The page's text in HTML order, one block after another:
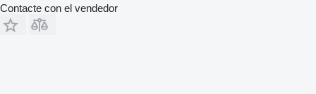
Contacte con el vendedor